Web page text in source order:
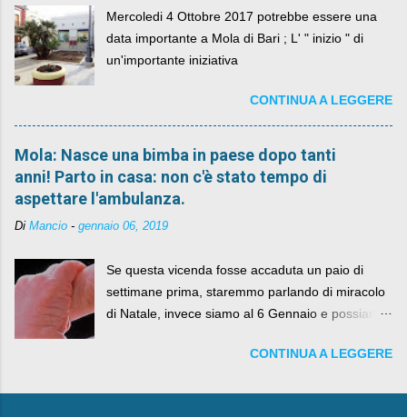
Mercoledi 4 Ottobre 2017 potrebbe essere una
data importante a Mola di Bari ; L' " inizio " di
un'importante iniziativa
CONTINUA A LEGGERE
Mola: Nasce una bimba in paese dopo tanti
anni! Parto in casa: non c'è stato tempo di
aspettare l'ambulanza.
Di Mancio - gennaio 06, 2019
Se questa vicenda fosse accaduta un paio di
settimane prima, staremmo parlando di miracolo
di Natale, invece siamo al 6 Gennaio e possiamo
e la Befana, visto il lieto epilogo della vicenda.
CONTINUA A LEGGERE